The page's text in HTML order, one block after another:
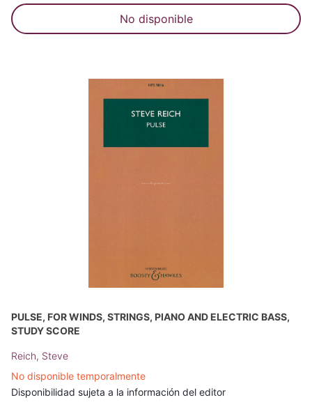
No disponible
PULSE, FOR WINDS, STRINGS, PIANO AND ELECTRIC BASS,
STUDY SCORE
Reich, Steve
No disponible temporalmente
Disponibilidad sujeta a la información del editor